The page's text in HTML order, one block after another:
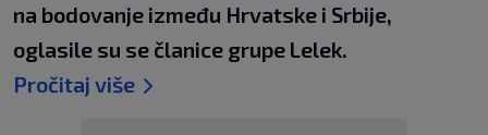
na bodovanje između Hrvatske i Srbije,
oglasile su se članice grupe Lelek.
Pročitaj više